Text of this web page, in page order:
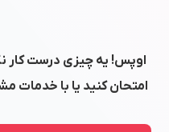
اوپس! یه چیزی درست کار
امتحان کنید یا با خدمات